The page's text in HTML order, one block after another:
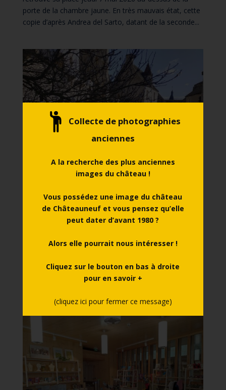
Collecte de photographies
anciennes
A la recherche des plus anciennes
images du château !
Vous possédez une image du château
de Châteauneuf et vous pensez qu’elle
peut dater d’avant 1980 ?
Alors elle pourrait nous intéresser !
Cliquez sur le bouton en bas à droite
pour en savoir +
(cliquez ici pour fermer ce message)
porte de la chambre jaune. En très mauvais état, cette
copie d’après Andrea del Sarto, datant de la seconde...
Le printemps arrive à Châteauneuf !
chateau.chateauneuf | Mar 16, 2026
château. L’abricotier est en fleurs et la cour a revêtu
décoration spéciale vous attend dans la salle d’eau du
château : un plafond fleuri...